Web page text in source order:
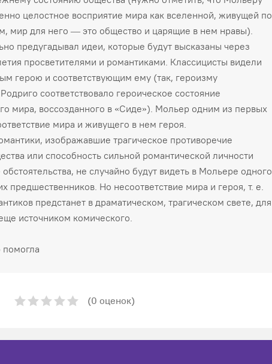
целостное восприятие мира как вселенной, живущей по
мир для него — это общество и царящие в нем нравы).
предугадывал идеи, которые будут высказаны через
просветителями и романтиками. Классицисты видели
герою и соответствующим ему (так, героизму
соответствовало героическое состояние
мира, воссозданного в «Сиде»). Мольер одним из первых
мира и живущего в нем героя.
изображавшие трагическое противоречие
или способность сильной романтической личности
не случайно будут видеть в Мольере одного
предшественников. Но несоответствие мира и героя, т. е.
предстанет в драматическом, трагическом свете, для
источником комического.
(0 оценок)